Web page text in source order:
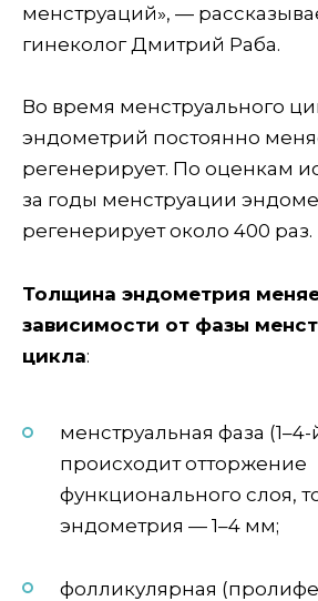
менструаций», —
гинеколог Дмитрий Раба.
Во время менструального
эндометрий постоянно
регенерирует. По оценкам
за годы менструации
регенерирует около 400 раз.
Толщина эндометрия
зависимости от фазы
цикла:
менструальная фаза
происходит отторжение
функционального слоя,
эндометрия — 1–4 мм;
фолликулярная